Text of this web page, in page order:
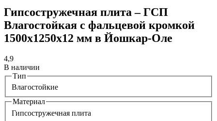
Гипсостружечная плита – ГСП
Влагостойкая с фальцевой кромкой
1500х1250х12 мм в Йошкар-Оле
4,9
В наличии
Тип
Влагостойкие
Материал
Гипсостружечная плита